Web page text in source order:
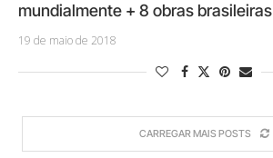
mundialmente + 8 obras brasileiras
19 de maio de 2018
CARREGAR MAIS POSTS